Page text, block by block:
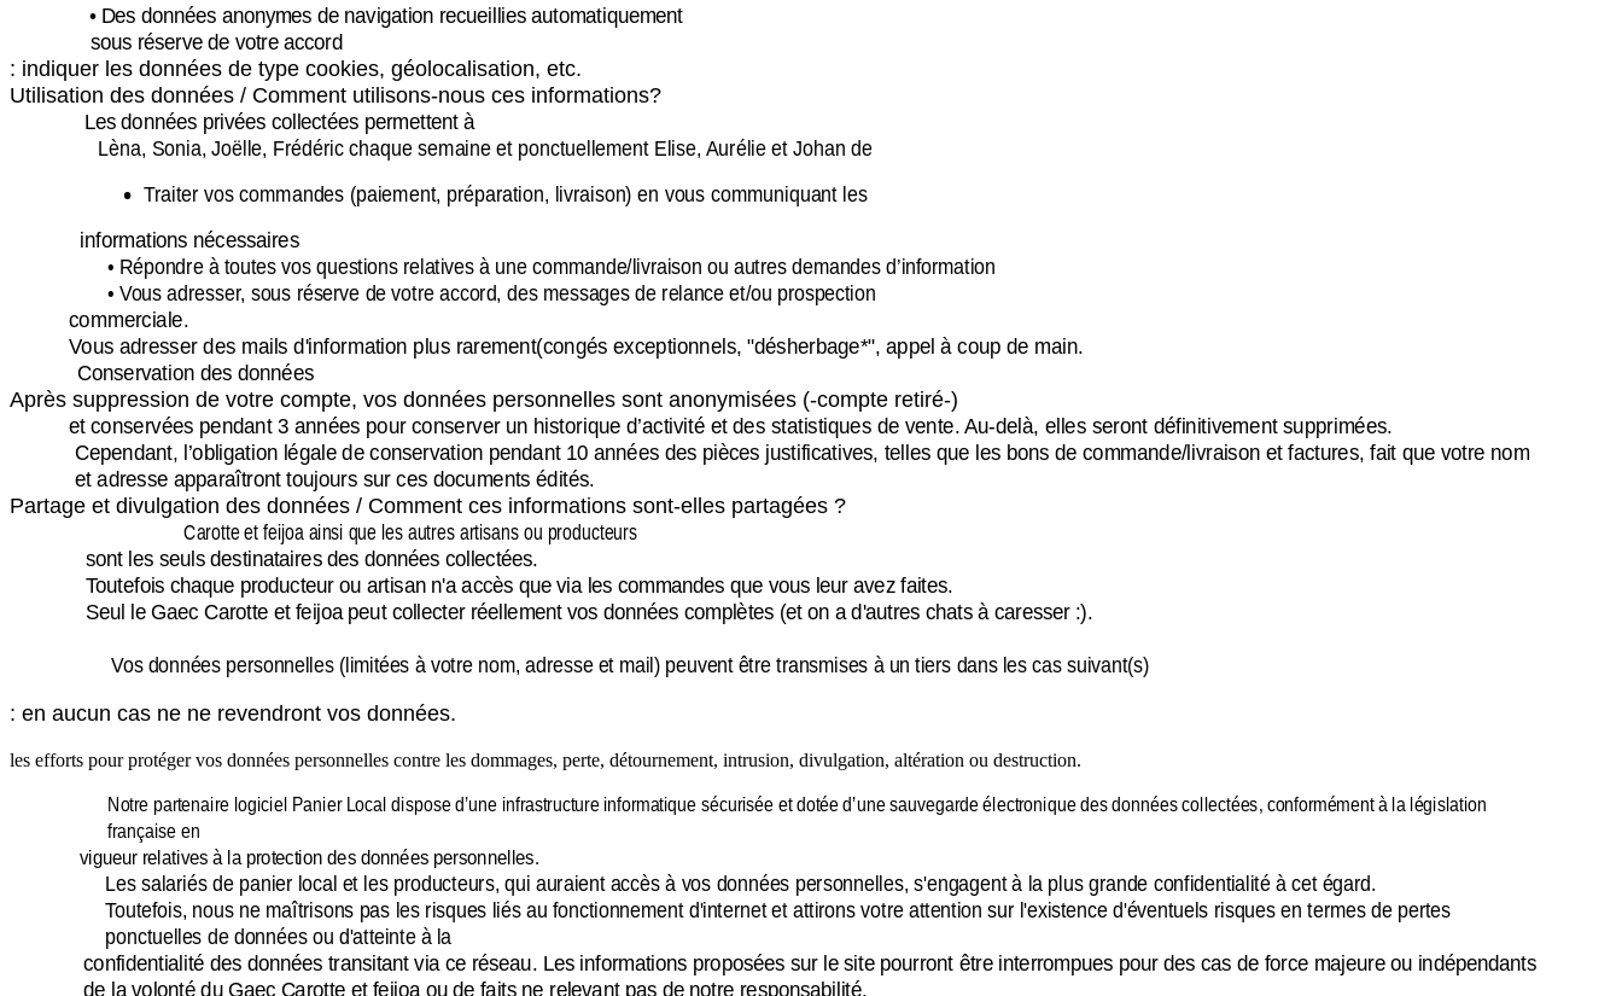
• Des données anonymes de navigation recueillies automatiquement
sous réserve de votre accord
: indiquer les données de type cookies, géolocalisation, etc.
Utilisation des données / Comment utilisons-nous ces informations?
Les données privées collectées permettent à
Lèna, Sonia, Joëlle, Frédéric chaque semaine et ponctuellement Elise, Aurélie et Johan de
Traiter vos commandes (paiement, préparation, livraison) en vous communiquant les
informations nécessaires
• Répondre à toutes vos questions relatives à une commande/livraison ou autres demandes d’information
• Vous adresser, sous réserve de votre accord, des messages de relance et/ou prospection
commerciale.
Vous adresser des mails d'information plus rarement(congés exceptionnels, "désherbage*", appel à coup de main.
Conservation des données
Après suppression de votre compte, vos données personnelles sont anonymisées (-compte retiré-)
et conservées pendant 3 années pour conserver un historique d’activité et des statistiques de vente. Au-delà, elles seront définitivement supprimées.
Cependant, l’obligation légale de conservation pendant 10 années des pièces justificatives, telles que les bons de commande/livraison et factures, fait que votre nom
et adresse apparaîtront toujours sur ces documents édités.
Partage et divulgation des données / Comment ces informations sont-elles partagées ?
Carotte et feijoa ainsi que les autres artisans ou producteurs
sont les seuls destinataires des données collectées.
Toutefois chaque producteur ou artisan n'a accès que via les commandes que vous leur avez faites.
Seul le Gaec Carotte et feijoa peut collecter réellement vos données complètes (et on a d'autres chats à caresser :).
Vos données personnelles (limitées à votre nom, adresse et mail) peuvent être transmises à un tiers dans les cas suivant(s)
: en aucun cas ne ne revendront vos données.
les efforts pour protéger vos données personnelles contre les dommages, perte, détournement, intrusion, divulgation, altération ou destruction.
Notre partenaire logiciel Panier Local dispose d’une infrastructure informatique sécurisée et dotée d’une sauvegarde électronique des données collectées, conformément à la législation
française en
vigueur relatives à la protection des données personnelles.
Les salariés de panier local et les producteurs, qui auraient accès à vos données personnelles, s'engagent à la plus grande confidentialité à cet égard.
Toutefois, nous ne maîtrisons pas les risques liés au fonctionnement d'internet et attirons votre attention sur l'existence d'éventuels risques en termes de pertes
ponctuelles de données ou d'atteinte à la
confidentialité des données transitant via ce réseau. Les informations proposées sur le site pourront être interrompues pour des cas de force majeure ou indépendants
de la volonté du Gaec Carotte et feijoa ou de faits ne relevant pas de notre responsabilité.